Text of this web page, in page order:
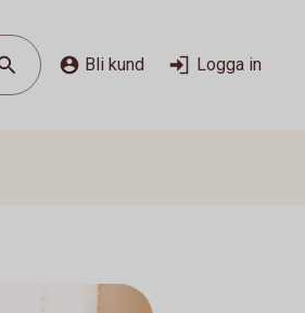
Bli kund Logga in